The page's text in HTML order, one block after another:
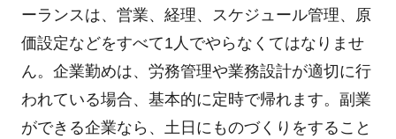
ーランスは、営業、経理、スケジュール管理、原
価設定などをすべて1人でやらなくてはなりませ
ん。企業勤めは、労務管理や業務設計が適切に行
われている場合、基本的に定時で帰れます。副業
ができる企業なら、土日にものづくりをすること